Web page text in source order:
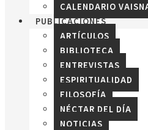
CALENDARIO
PUBLICACIONES
ARTÍCULOS
BIBLIOTECA
ENTREVISTAS
ESPIRITUALIDAD
FILOSOFÍA
NÉCTAR DEL DÍA
NOTICIAS